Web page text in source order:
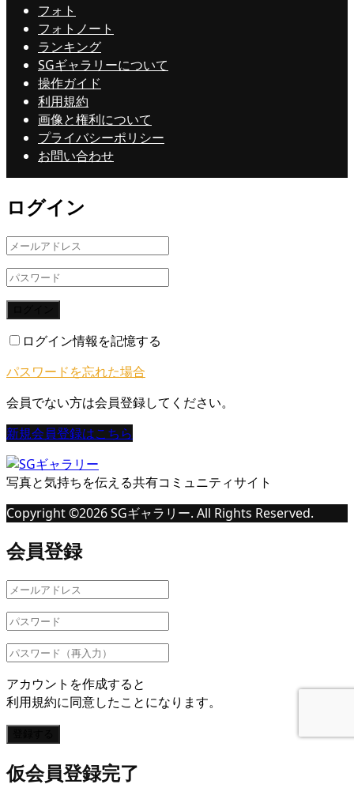
フォト
フォトノート
ランキング
SGギャラリーについて
操作ガイド
利用規約
画像と権利について
プライバシーポリシー
お問い合わせ
ログイン
ログイン情報を記憶する
パスワードを忘れた場合
会員でない方は会員登録してください。
新規会員登録はこちら
写真と気持ちを伝える共有コミュニティサイト
Copyright ©2026SGギャラリー. All Rights Reserved.
会員登録
アカウントを作成すると
利用規約に同意したことになります。
仮会員登録完了